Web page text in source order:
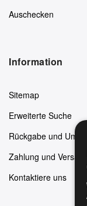
Auschecken
Information
Sitemap
Erweiterte Suche
Rückgabe und
Zahlung und
Kontaktiere uns